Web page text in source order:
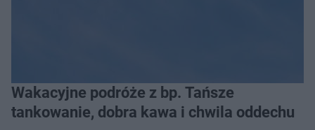
Wakacyjne podróże z bp. Tańsze
tankowanie, dobra kawa i chwila oddechu